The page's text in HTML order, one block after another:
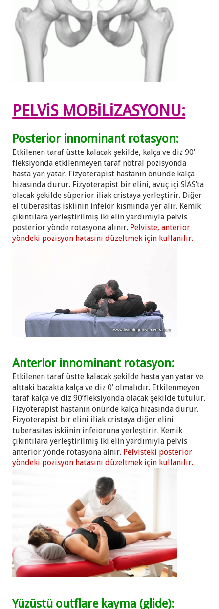
PELVİS MOBİLİZASYONU:
Posterior innominant rotasyon:
Etkilenen taraf üstte kalacak şekilde, kalça ve diz 90’
fleksiyonda etkilenmeyen taraf nötral pozisyonda
hasta yan yatar. Fizyoterapist hastanın önünde kalça
hizasında durur. Fizyoterapist bir elini, avuç içi SİAS’ta
olacak şekilde süperior iliak cristaya yerleştirir. Diğer
el tuberasitas iskiinin infeior kısmında yer alır. Kemik
çıkıntılara yerleştirilmiş iki elin yardımıyla pelvis
posterior yönde rotasyona alınır. Pelviste, anterior
yöndeki pozisyon hatasını düzeltmek için kullanılır.
Anterior innominant rotasyon:
Etkilenen taraf üstte kalacak şekilde hasta yan yatar ve
alttaki bacakta kalça ve diz 0’ olmalıdır. Etkilenmeyen
taraf kalça ve diz 90’fleksiyonda olacak şekilde tutulur.
Fizyoterapist hastanın önünde kalça hizasında durur.
Fizyoterapist bir elini iliak cristaya diğer elini
tuberasitas iskiinin infeioruna yerleştirir. Kemik
çıkıntılara yerleştirilmiş iki elin yardımıyla pelvis
anterior yönde rotasyona alnır. Pelvisteki posterior
yöndeki pozisyon hatasını düzeltmek için kullanılır.
Yüzüstü outflare kayma (glide):